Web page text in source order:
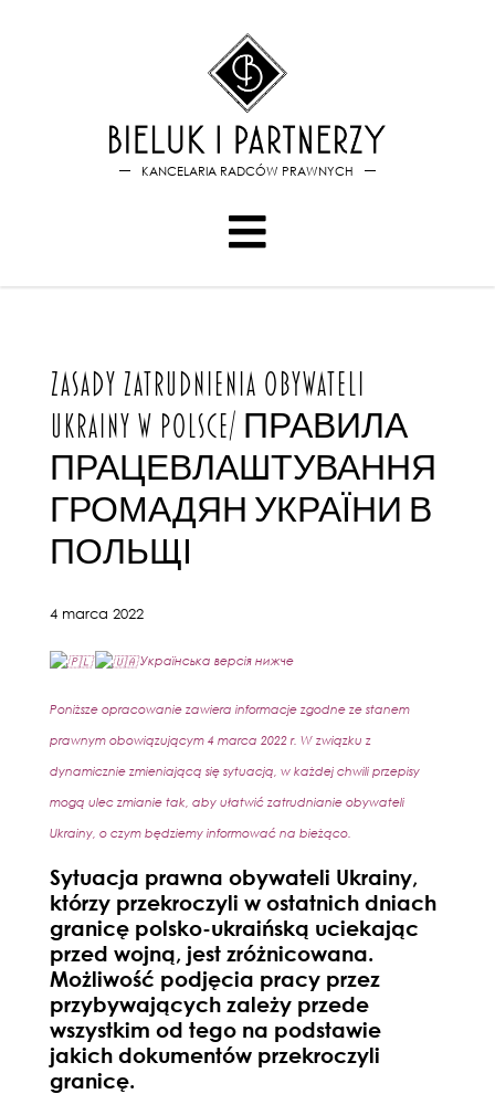
KANCELARIA RADCÓW PRAWNYCH
ZASADY ZATRUDNIENIA OBYWATELI
UKRAINY W POLSCE/ ПРАВИЛА
ПРАЦЕВЛАШТУВАННЯ
ГРОМАДЯН УКРАЇНИ В
ПОЛЬЩІ
4 marca 2022
Українська версія нижче
Poniższe opracowanie zawiera informacje zgodne ze stanem
prawnym obowiązującym 4 marca 2022 r. W związku z
dynamicznie zmieniającą się sytuacją, w każdej chwili przepisy
mogą ulec zmianie tak, aby ułatwić zatrudnianie obywateli
Ukrainy, o czym będziemy informować na bieżąco.
Sytuacja prawna obywateli Ukrainy,
którzy przekroczyli w ostatnich dniach
granicę polsko-ukraińską uciekając
przed wojną, jest zróżnicowana.
Możliwość podjęcia pracy przez
przybywających zależy przede
wszystkim od tego na podstawie
jakich dokumentów przekroczyli
granicę.